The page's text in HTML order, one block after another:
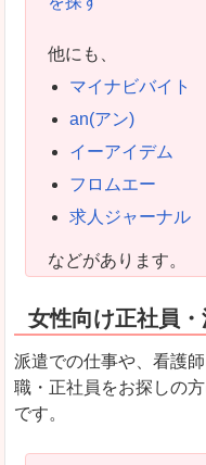
他にも、
マイナビバイト
an(アン)
イーアイデム
フロムエー
求人ジャーナル
などがあります。
女性向け正社員
派遣での仕事や、看護
職・正社員をお探しの
です。